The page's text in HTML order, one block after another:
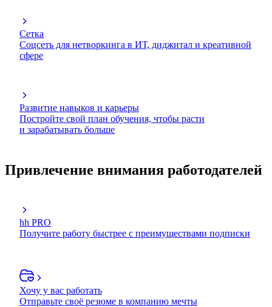
Сетка
Соцсеть для нетворкинга в ИТ, диджитал и креативной
сфере
Развитие навыков и карьеры
Постройте свой план обучения, чтобы расти
и зарабатывать больше
Привлечение внимания работодателей
hh PRO
Получите работу быстрее с преимуществами подписки
Хочу у вас работать
Отправьте своё резюме в компанию мечты